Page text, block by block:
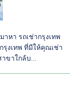
าหา รถเช่ากรุงเทพ
รุงเทพ ที่มีให้คุณเช่า
าขาใกล้บ...